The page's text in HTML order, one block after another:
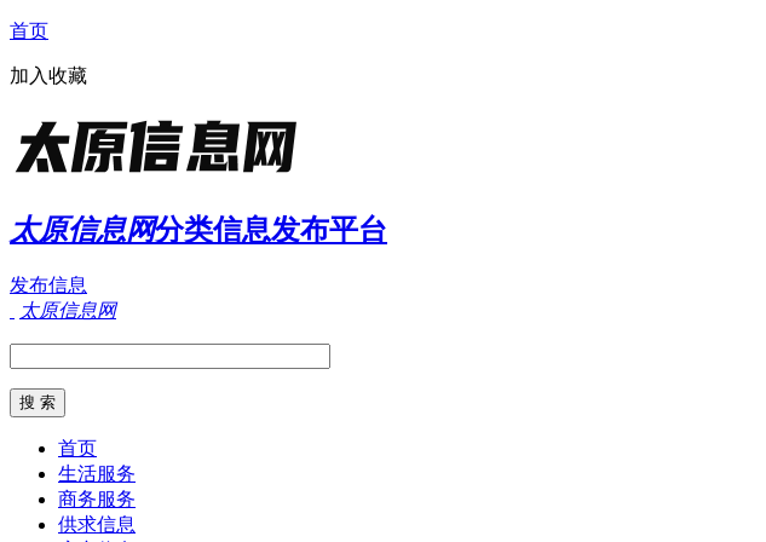
首页
加入收藏
太原信息网分类信息发布平台
发布信息
太原信息网
首页
生活服务
商务服务
供求信息